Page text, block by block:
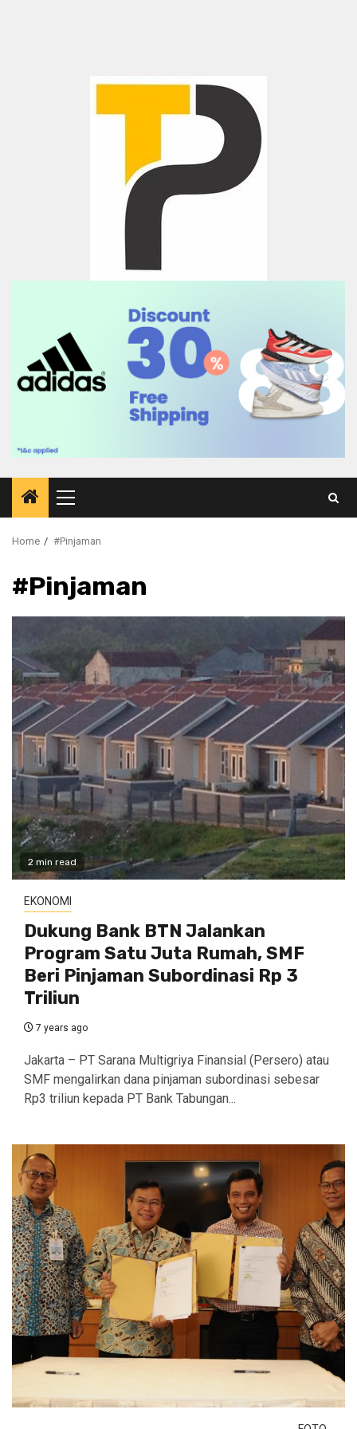
Primary
Menu
Home #Pinjaman
#Pinjaman
2 min read
EKONOMI
Dukung Bank BTN Jalankan
Program Satu Juta Rumah, SMF
Beri Pinjaman Subordinasi Rp 3
Triliun
7 years ago
Jakarta – PT Sarana Multigriya Finansial (Persero) atau
SMF mengalirkan dana pinjaman subordinasi sebesar
Rp3 triliun kepada PT Bank Tabungan...